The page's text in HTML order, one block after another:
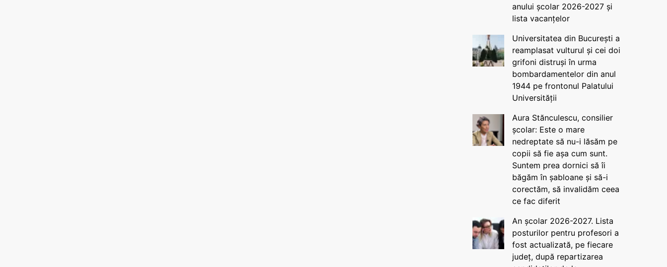
anului școlar 2026-2027 și
lista vacanțelor
Universitatea din București a
reamplasat vulturul și cei doi
grifoni distruși în urma
bombardamentelor din anul
1944 pe frontonul Palatului
Universității
Aura Stănculescu, consilier
școlar: Este o mare
nedreptate să nu-i lăsăm pe
copii să fie așa cum sunt.
Suntem prea dornici să îi
băgăm în șabloane și să-i
corectăm, să invalidăm ceea
ce fac diferit
An școlar 2026-2027. Lista
posturilor pentru profesori a
fost actualizată, pe fiecare
județ, după repartizarea